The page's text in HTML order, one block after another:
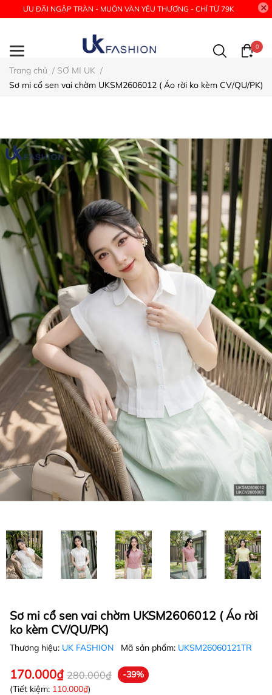
ƯU ĐÃI NGẬP TRÀN - MUÔN VÀN YÊU THƯƠNG - CHỈ TỪ 79K
0
Trang chủ / SƠ MI UK /
Sơ mi cổ sen vai chờm UKSM2606012 ( Áo rời ko kèm CV/QU/PK)
Sơ mi cổ sen vai chờm UKSM2606012 ( Áo rời
ko kèm CV/QU/PK)
Thương hiệu: UK FASHION Mã sản phẩm: UKSM26060121TR
170.000₫ 280.000₫
-39%
(Tiết kiệm: 110.000₫)